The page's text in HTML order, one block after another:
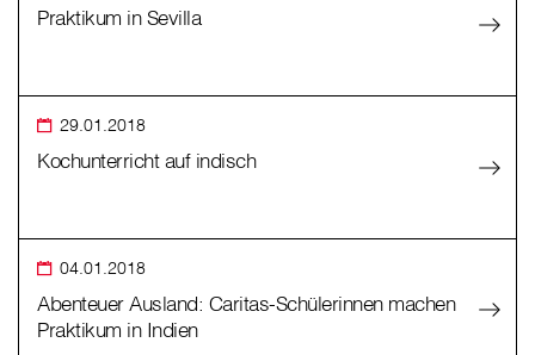
Praktikum in Sevilla
29.01.2018
Kochunterricht auf indisch
04.01.2018
Abenteuer Ausland: Caritas-Schülerinnen machen
Praktikum in Indien